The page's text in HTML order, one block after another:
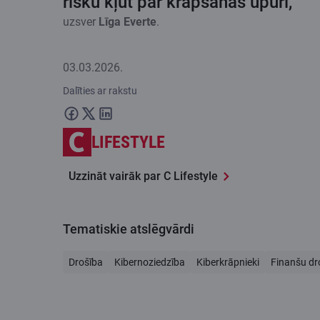
uzsver Līga Everte.
03.03.2026.
LIFESTYLE
Uzzināt vairāk par C Lifestyle
Dalīties ar rakstu
Tematiskie atslēgvārdi
Drošība Kibernoziedzība Kiberkrāpnieki Finanšu